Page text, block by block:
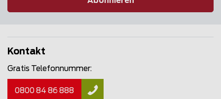
Kontakt
Gratis Telefonnummer:
0800 84 86 888